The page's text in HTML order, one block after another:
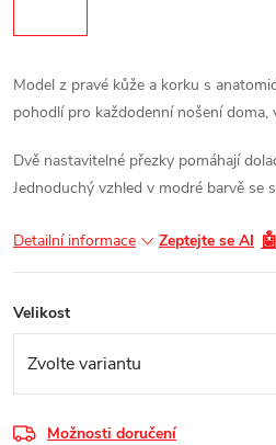
Model z pravé kůže a korku s
pohodlí pro každodenní nošení doma,
Dvě nastavitelné přezky pomáhají
Jednoduchý vzhled v modré barvě se
Detailní informace Zeptejte se AI 🤖
Velikost
Možnosti doručení